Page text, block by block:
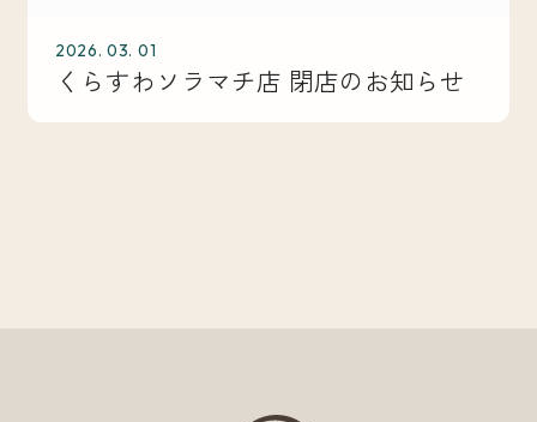
2026. 03. 01
くらすわソラマチ店 閉店のお知らせ